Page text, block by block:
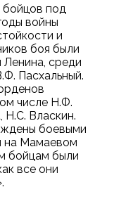
бойцов под
войны
и
боя были
среди
Пасхальный.
числе Н.Ф.
Н.С. Власкин.
боевыми
на Мамаевом
бойцам были
все они